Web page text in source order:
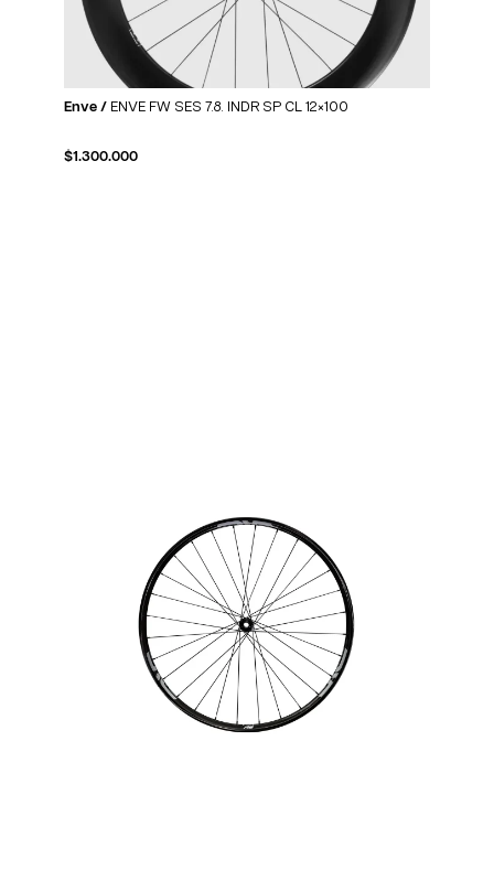
Enve / ENVE FW SES 7.8. INDR SP CL 12×100
$1.300.000